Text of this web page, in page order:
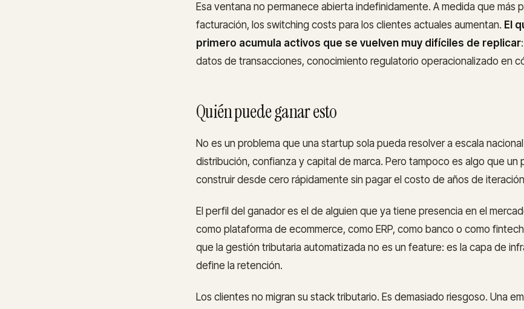
Esa ventana no permanece abierta indefinidamente. A medida que más
facturación, los switching costs para los clientes actuales aumentan. El
primero acumula activos que se vuelven muy difíciles de replicar
datos de transacciones, conocimiento regulatorio operacionalizado en
Quién puede ganar esto
No es un problema que una startup sola pueda resolver a escala
distribución, confianza y capital de marca. Pero tampoco es algo que un
construir desde cero rápidamente sin pagar el costo de años de
El perfil del ganador es el de alguien que ya tiene presencia en el
como plataforma de ecommerce, como ERP, como banco o como
que la gestión tributaria automatizada no es un feature: es la capa de
define la retención.
Los clientes no migran su stack tributario. Es demasiado riesgoso. Una